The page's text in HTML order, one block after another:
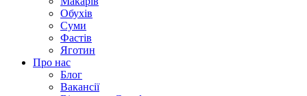
Обухів
Суми
Фастів
Яготин
Про нас
Блог
Вакансії